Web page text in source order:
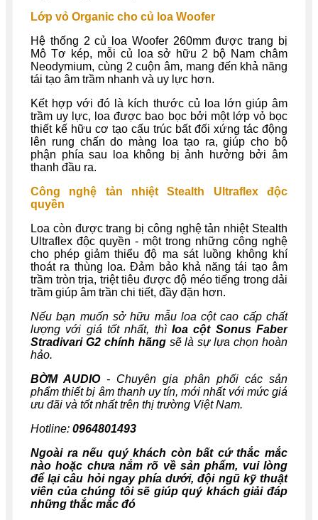
Lớp vỏ Organic cho củ loa Woofer
Hệ thống 2 củ loa Woofer 260mm được trang bị
Mô Tơ kép, mỗi củ loa sở hữu 2 bộ Nam châm
Neodymium, cùng 2 cuộn âm, mang đến khả năng
tái tạo âm trầm nhanh và uy lực hơn.
Kết hợp với đó là kích thước củ loa lớn giúp âm
trầm uy lực, loa được bao bọc bởi một lớp vỏ bọc
thiết kế hữu cơ tạo cấu trúc bất đối xứng tác động
lên rung chấn do màng loa tạo ra, giúp cho bộ
phận phía sau loa không bị ảnh hưởng bởi âm
thanh đầu ra.
Công nghệ tản nhiệt Stealth Ultraflex độc
quyền
Loa còn được trang bị công nghệ tản nhiệt Stealth
Ultraflex độc quyền - một trong những công nghệ
cho phép giảm thiểu độ ma sát luồng không khí
thoát ra thùng loa. Đảm bảo khả năng tái tạo âm
trầm tròn trịa, triệt tiêu được độ méo tiếng trong dải
trầm giúp âm trần chi tiết, đầy đặn hơn.
Nếu bạn muốn sở hữu mẫu loa cột cao cấp chất
lượng với giá tốt nhất, thìloa cột Sonus Faber
Stradivari G2 chính hãngsẽ là sự lựa chọn hoàn
hảo.
BỜM AUDIO- Chuyên gia phân phối các sản
phẩm thiết bị âm thanh uy tín, mới nhất với mức giá
ưu đãi và tốt nhất trên thị trường Việt Nam.
Hotline: 0964801493
Ngoài ra nếu quý khách còn bất cứ thắc mắc
nào hoặc chưa nắm rõ về sản phẩm, vui lòng
để lại câu hỏi ngay phía dưới, đội ngũ kỹ thuật
viên của chúng tôi sẽ giúp quý khách giải đáp
những thắc mắc đó